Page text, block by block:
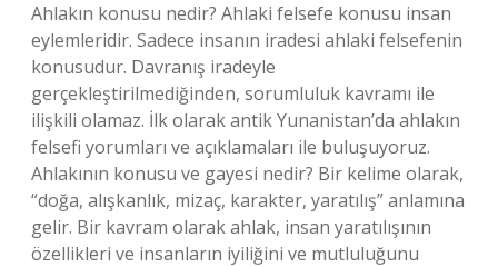
Ahlakın konusu nedir? Ahlaki felsefe konusu insan
eylemleridir. Sadece insanın iradesi ahlaki felsefenin
konusudur. Davranış iradeyle
gerçekleştirilmediğinden, sorumluluk kavramı ile
ilişkili olamaz. İlk olarak antik Yunanistan’da ahlakın
felsefi yorumları ve açıklamaları ile buluşuyoruz.
Ahlakının konusu ve gayesi nedir? Bir kelime olarak,
“doğa, alışkanlık, mizaç, karakter, yaratılış” anlamına
gelir. Bir kavram olarak ahlak, insan yaratılışının
özellikleri ve insanların iyiliğini ve mutluluğunu